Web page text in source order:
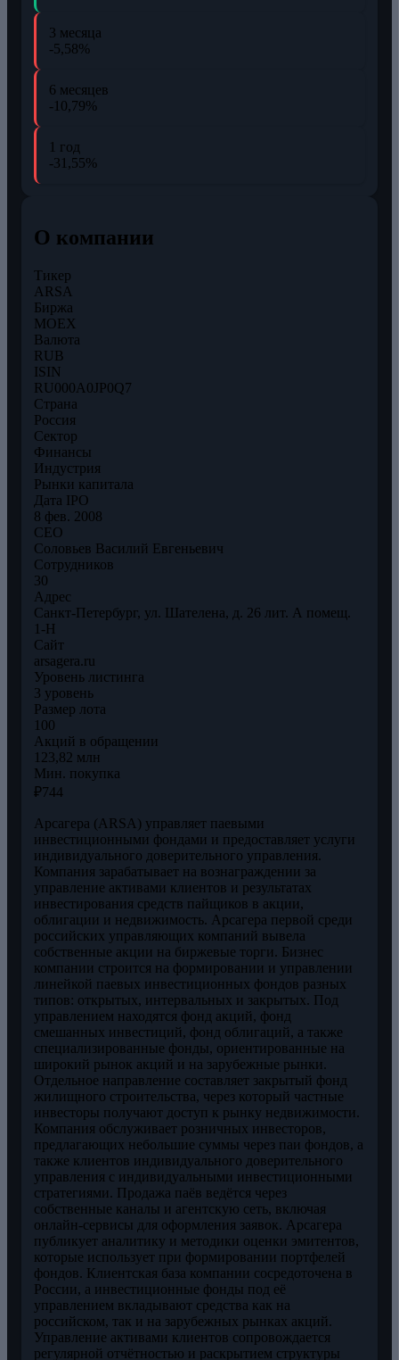
3 месяца
-5,58%
6 месяцев
-10,79%
1 год
-31,55%
О компании
Тикер
ARSA
Биржа
MOEX
Валюта
RUB
ISIN
RU000A0JP0Q7
Страна
Россия
Сектор
Финансы
Индустрия
Рынки капитала
Дата IPO
8 фев. 2008
CEO
Соловьев Василий Евгеньевич
Сотрудников
30
Адрес
Санкт-Петербург, ул. Шателена, д. 26 лит. А помещ.
1-Н
Сайт
arsagera.ru
Уровень листинга
3 уровень
Размер лота
100
Акций в обращении
123,82 млн
Мин. покупка
₽744
Арсагера (ARSA) управляет паевыми
инвестиционными фондами и предоставляет услуги
индивидуального доверительного управления.
Компания зарабатывает на вознаграждении за
управление активами клиентов и результатах
инвестирования средств пайщиков в акции,
облигации и недвижимость. Арсагера первой среди
российских управляющих компаний вывела
собственные акции на биржевые торги. Бизнес
компании строится на формировании и управлении
линейкой паевых инвестиционных фондов разных
типов: открытых, интервальных и закрытых. Под
управлением находятся фонд акций, фонд
смешанных инвестиций, фонд облигаций, а также
специализированные фонды, ориентированные на
широкий рынок акций и на зарубежные рынки.
Отдельное направление составляет закрытый фонд
жилищного строительства, через который частные
инвесторы получают доступ к рынку недвижимости.
Компания обслуживает розничных инвесторов,
предлагающих небольшие суммы через паи фондов, а
также клиентов индивидуального доверительного
управления с индивидуальными инвестиционными
стратегиями. Продажа паёв ведётся через
собственные каналы и агентскую сеть, включая
онлайн-сервисы для оформления заявок. Арсагера
публикует аналитику и методики оценки эмитентов,
которые использует при формировании портфелей
фондов. Клиентская база компании сосредоточена в
России, а инвестиционные фонды под её
управлением вкладывают средства как на
российском, так и на зарубежных рынках акций.
Управление активами клиентов сопровождается
регулярной отчётностью и раскрытием структуры